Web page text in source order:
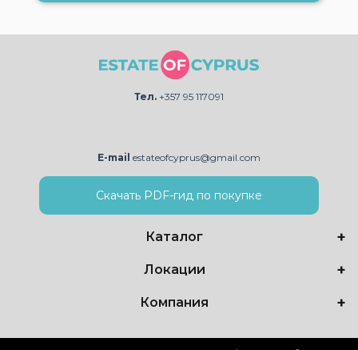
Тел. +357 95 117091
E-mail estateofcyprus@gmail.com
Скачать PDF-гид по покупке
Каталог
Локации
Компания